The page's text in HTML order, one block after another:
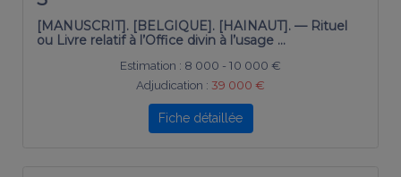
[MANUSCRIT]. [BELGIQUE]. [HAINAUT]. — Rituel
ou Livre relatif à l’Office divin à l’usage …
Estimation : 8 000 - 10 000 €
Adjudication : 39 000 €
Fiche détaillée